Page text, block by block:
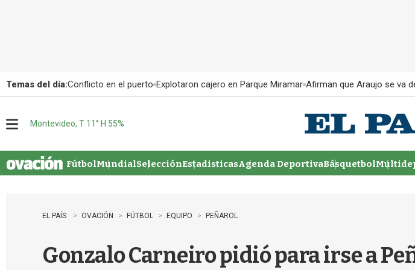
Temas del día:Conflicto en el puerto Explotaron cajero en Parque Miramar Afirman que Araujo se va
u
Montevideo, T 11° H 55%
FútbolMundialSelecciónEstadisticasAgenda DeportivaBásquetbol
EL PAÍS OVACIÓN FÚTBOL EQUIPO PEÑAROL
Gonzalo Carneiro pidió para irse a